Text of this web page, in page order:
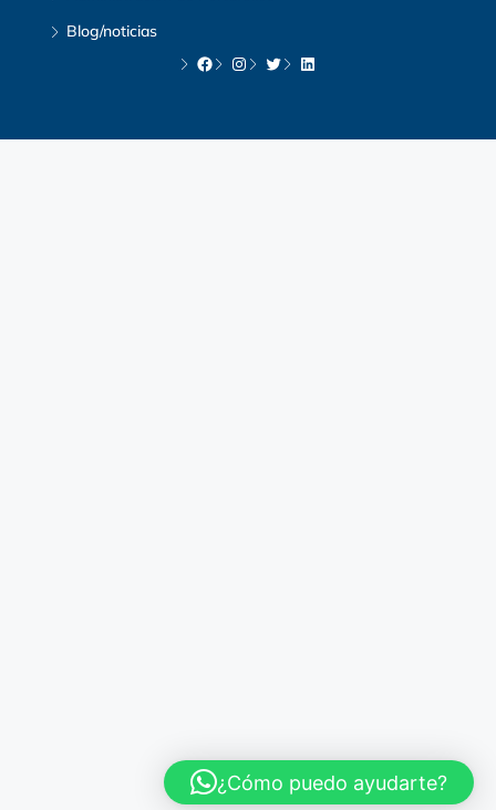
Blog/noticias
¿Cómo puedo ayudarte?